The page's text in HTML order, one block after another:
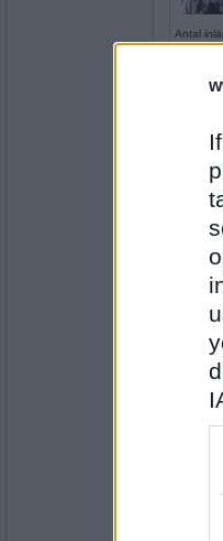
Antal
Antal
jenn_zan
Antal